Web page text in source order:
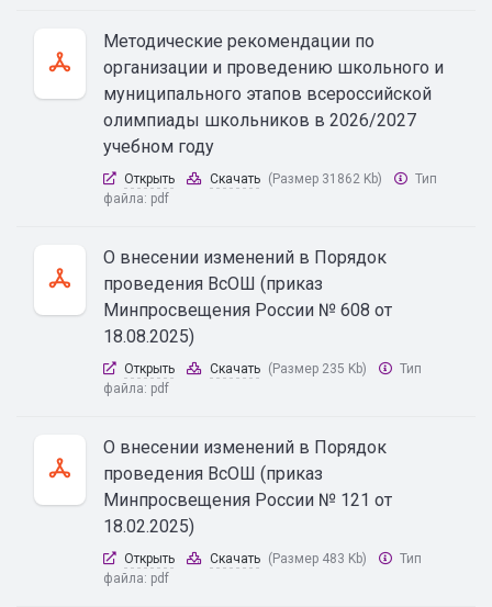
Методические рекомендации по
организации и проведению школьного и
муниципального этапов всероссийской
олимпиады школьников в 2026/2027
учебном году
Открыть Скачать (Размер 31862 Kb)
Тип
файла: pdf
О внесении изменений в Порядок
проведения ВсОШ (приказ
Минпросвещения России № 608 от
18.08.2025)
Открыть Скачать (Размер 235 Kb)
Тип
файла: pdf
О внесении изменений в Порядок
проведения ВсОШ (приказ
Минпросвещения России № 121 от
18.02.2025)
Открыть Скачать (Размер 483 Kb)
Тип
файла: pdf